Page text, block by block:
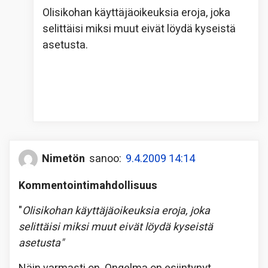
Olisikohan käyttäjäoikeuksia eroja, joka
selittäisi miksi muut eivät löydä kyseistä
asetusta.
Nimetön sanoo: 9.4.2009 14:14
Kommentointimahdollisuus
"Olisikohan käyttäjäoikeuksia eroja, joka
selittäisi miksi muut eivät löydä kyseistä
asetusta"